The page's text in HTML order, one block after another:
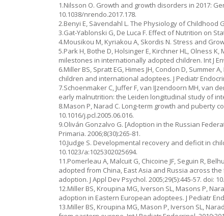
1.Nilsson O. Growth and growth disorders in 2017:
10.1038/nrendo.2017.178.
2.Benyi E, Sävendahl L. The Physiology of Childhood
3.Gat-Yablonski G, De Luca F. Effect of Nutrition on
4.Mousikou M, Kyriakou A, Skordis N. Stress and
5.Park H, Bothe D, Holsinger E, Kirchner HL, Olness
milestones in internationally adopted children. Int J
6.Miller BS, Spratt EG, Himes JH, Condon D,
children and international adoptees. J Pediatr
7.Schoenmaker C, Juffer F, van IJzendoorn MH, van
early malnutrition: the Leiden longitudinal study of
8.Mason P, Narad C. Long-term growth and puberty
10.1016/j.pcl.2005.06.016.
9.Oliván Gonzalvo G. [Adoption in the Russian
Primaria. 2006;8(30):265-81.
10.Judge S. Developmental recovery and deficit in
10.1023/a:1025302025694.
11.Pomerleau A, Malcuit G, Chicoine JF, Seguin R,
adopted from China, East Asia and Russia across
adoption. J Appl Dev Psychol. 2005;29(5):445-57. doi:
12.Miller BS, Kroupina MG, Iverson SL, Masons P,
adoption in Eastern European adoptees. J Pediatr
13.Miller BS, Kroupina MG, Mason P, Iverson SL,